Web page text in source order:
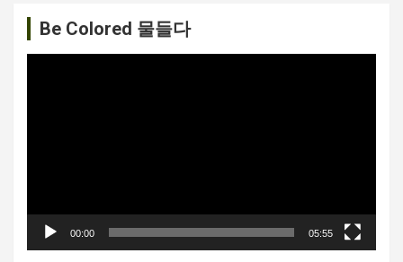
션 Be Colored 물들다
00:00 05:55